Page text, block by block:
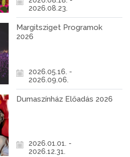
2026.08.23.
Margitsziget Programok
2026
2026.05.16. -
2026.09.06.
Dumaszínház Előadás 2026
2026.01.01. -
2026.12.31.